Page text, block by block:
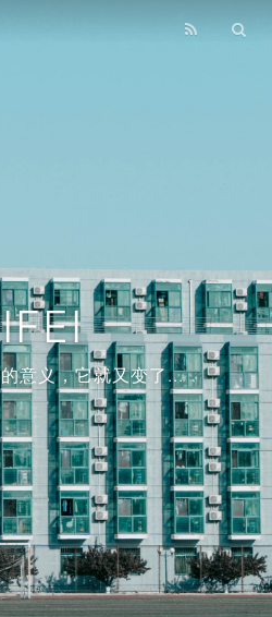
意义，它就又变了...